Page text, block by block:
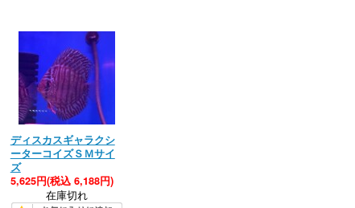
ディスカスギャラクシ
ーターコイズＳＭサイ
ズ
5,625円(税込 6,188円)
在庫切れ